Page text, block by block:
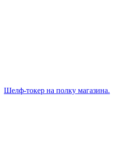
Шелф-токер на полку магазина.